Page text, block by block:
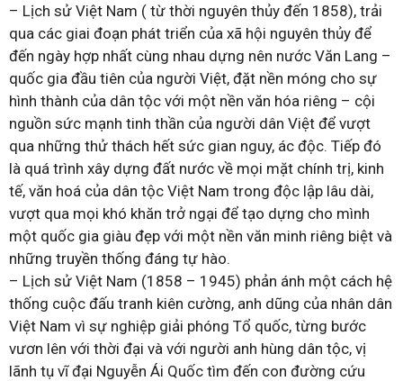
– Lịch sử Việt Nam ( từ thời nguyên thủy đến 1858), trải
qua các giai đoạn phát triển của xã hội nguyên thủy để
đến ngày hợp nhất cùng nhau dựng nên nước Văn Lang –
quốc gia đầu tiên của người Việt, đặt nền móng cho sự
hình thành của dân tộc với một nền văn hóa riêng – cội
nguồn sức mạnh tinh thần của người dân Việt để vượt
qua những thử thách hết sức gian nguy, ác độc. Tiếp đó
là quá trình xây dựng đất nước về mọi mặt chính trị, kinh
tế, văn hoá của dân tộc Việt Nam trong độc lập lâu dài,
vượt qua mọi khó khăn trở ngại để tạo dựng cho mình
một quốc gia giàu đẹp với một nền văn minh riêng biệt và
những truyền thống đáng tự hào.
– Lịch sử Việt Nam (1858 – 1945) phản ánh một cách hệ
thống cuộc đấu tranh kiên cường, anh dũng của nhân dân
Việt Nam vì sự nghiệp giải phóng Tổ quốc, từng bước
vươn lên với thời đại và với người anh hùng dân tộc, vị
lãnh tụ vĩ đại Nguyễn Ái Quốc tìm đến con đường cứu